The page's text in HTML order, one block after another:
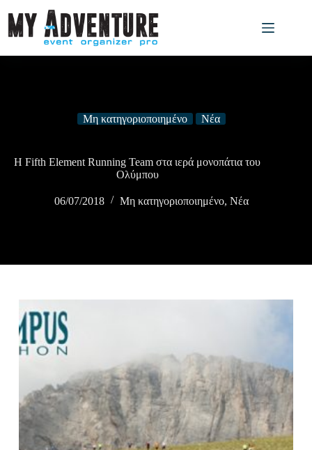
Μη κατηγοριοποιημένο Νέα
Η Fifth Element Running Team στα ιερά μονοπάτια του
Ολύμπου
06/07/2018 Μη κατηγοριοποιημένο, Νέα